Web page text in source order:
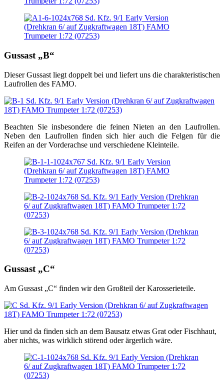
Gussast „B“
Dieser Gussast liegt doppelt bei und liefert uns die charakteristischen
Laufrollen des FAMO.
Beachten Sie insbesondere die feinen Nieten an den Laufrollen.
Neben den Laufrollen finden sich hier auch die Felgen für die
Reifen an der Vorderachse und verschiedene Kleinteile.
Gussast „C“
Am Gussast „C“ finden wir den Großteil der Karosserieteile.
Hier und da finden sich an dem Bausatz etwas Grat oder Fischhaut,
aber nichts, was wirklich störend oder ärgerlich wäre.